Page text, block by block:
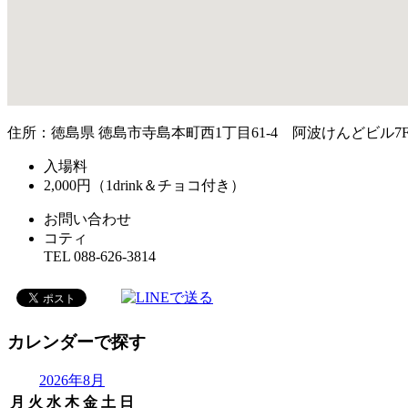
住所：徳島県 徳島市寺島本町西1丁目61-4 阿波けんどビル
入場料
2,000円（1drink＆チョコ付き）
お問い合わせ
コティ
TEL 088-626-3814
カレンダーで探す
2026年8月
月 火 水 木 金 土 日